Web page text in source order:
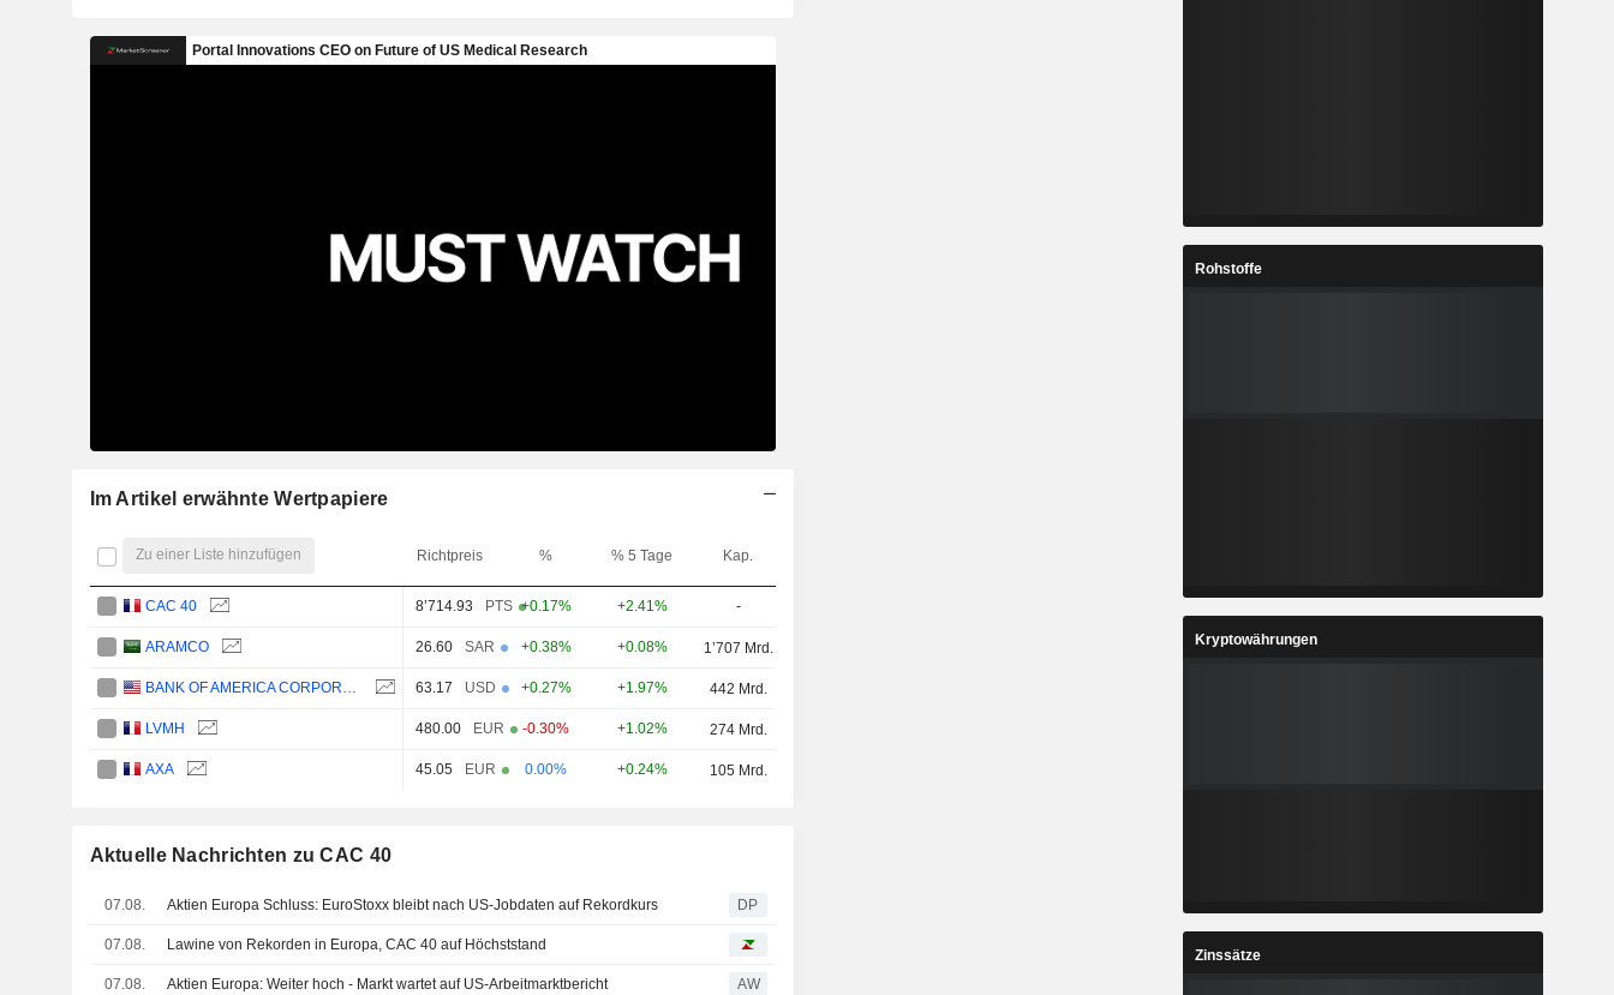
Im Artikel erwähnte Wertpapiere
Zu einer Liste hinzufügen Richtpreis % % 5 Tage Kap.
CAC 40 8’714.93 PTS +0.17% +2.41% -
ARAMCO 26.60 SAR +0.38% +0.08% 1’707 Mrd.
63.17 USD +0.27% +1.97% 442 Mrd.
LVMH 480.00 EUR -0.30% +1.02% 274 Mrd.
AXA 45.05 EUR 0.00% +0.24% 105 Mrd.
Aktuelle Nachrichten zu CAC 40
07.08. Aktien Europa Schluss: EuroStoxx bleibt nach US-Jobdaten auf Rekordkurs DP
07.08. Lawine von Rekorden in Europa, CAC 40 auf Höchststand
07.08. Aktien Europa: Weiter hoch - Markt wartet auf US-Arbeitmarktbericht AW
Rohstoffe
Kryptowährungen
Zinssätze